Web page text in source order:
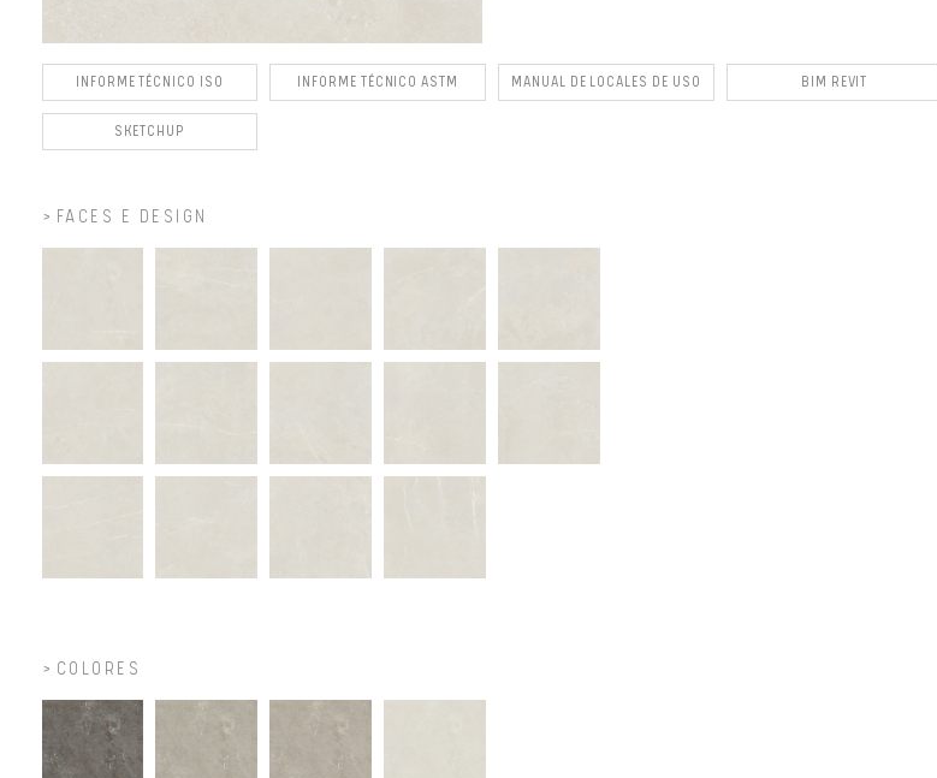
INFORME TÉCNICO ISO INFORME TÉCNICO ASTM MANUAL DE LOCALES DE USO BIM REVIT
SKETCHUP
FACES E DESIGN
COLORES